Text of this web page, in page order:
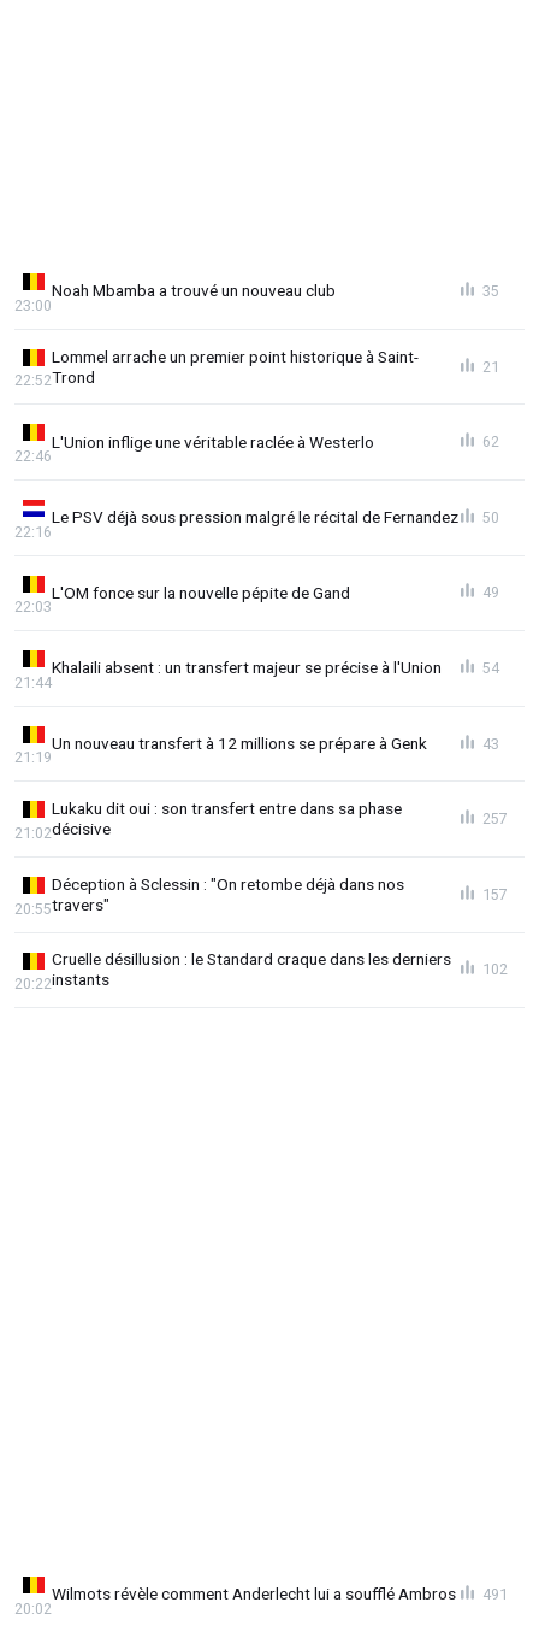
Noah Mbamba a trouvé un nouveau club
23:00
35
Lommel arrache un premier point historique à Saint-
Trond
22:52
21
L'Union inflige une véritable raclée à Westerlo
22:46
62
Le PSV déjà sous pression malgré le récital de Fernandez
22:16
50
L'OM fonce sur la nouvelle pépite de Gand
22:03
49
Khalaili absent : un transfert majeur se précise à l'Union
21:44
54
Un nouveau transfert à 12 millions se prépare à Genk
21:19
43
Lukaku dit oui : son transfert entre dans sa phase
décisive
21:02
257
Déception à Sclessin : "On retombe déjà dans nos
travers"
20:55
157
Cruelle désillusion : le Standard craque dans les derniers
instants
20:22
102
Wilmots révèle comment Anderlecht lui a soufflé Ambros
20:02
491